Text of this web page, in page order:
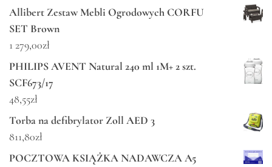
Allibert Zestaw Mebli Ogrodowych CORFU
SET Brown
1 279,00zł
PHILIPS AVENT Natural 240 ml 1M+ 2 szt.
SCF673/17
48,55zł
Torba na defibrylator Zoll AED 3
811,80zł
POCZTOWA KSIĄŻKA NADAWCZA A5